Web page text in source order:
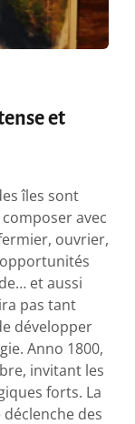
et
îles sont
avec
ouvrier,
et aussi
pas tant
développer
Anno 1800,
invitant les
forts. La
des